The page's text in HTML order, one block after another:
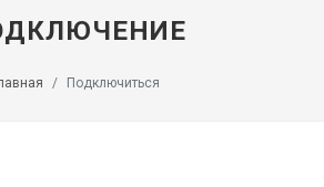
Подключиться